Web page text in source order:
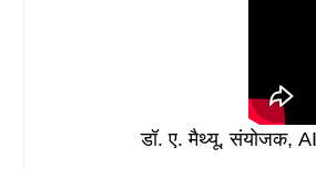
डॉ. ए. मैथ्यू, संयोजक,